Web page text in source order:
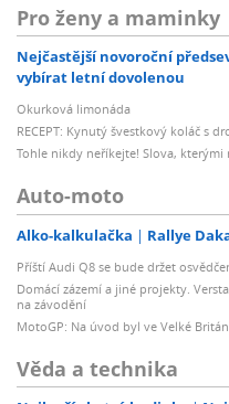
Pro ženy a maminky
Nejčastější novoroční
vybírat letní dovolenou
Okurková limonáda
RECEPT: Kynutý švestkový koláč s
Tohle nikdy neříkejte! Slova,
Auto-moto
Alko-kalkulačka Rallye
Příští Audi Q8 se bude držet
Domácí zázemí a jiné projekty.
na závodění
MotoGP: Na úvod byl ve Velké
Věda a technika